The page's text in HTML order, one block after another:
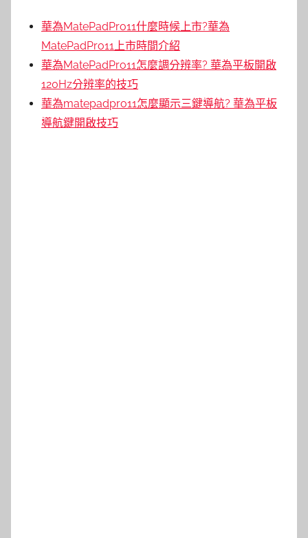
華為MatePadPro11什麼時候上市?華為
MatePadPro11上市時間介紹
華為MatePadPro11怎麼調分辨率? 華為平板開啟
120Hz分辨率的技巧
華為matepadpro11怎麼顯示三鍵導航? 華為平板
導航鍵開啟技巧